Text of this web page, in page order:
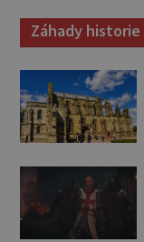
Záhady historie